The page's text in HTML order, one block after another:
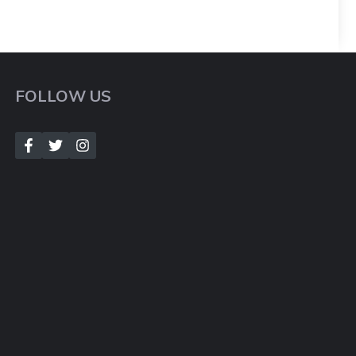
FOLLOW US